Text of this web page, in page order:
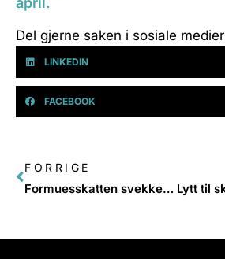
Del gjerne saken i sosiale medier
LINKEDIN
FACEBOOK
FORRIGE
Formuesskatten svekker lokalt eierskap – og med det fellesskapet